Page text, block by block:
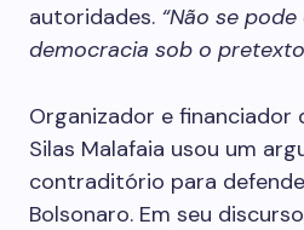
autoridades. “Não se
democracia sob o
Organizador e financiador
Silas Malafaia usou um
contraditório para
Bolsonaro. Em seu